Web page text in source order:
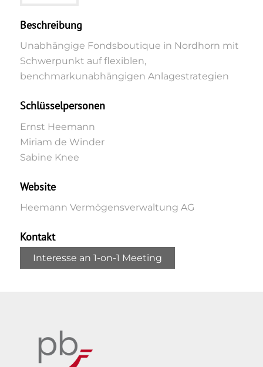
Beschreibung
Unabhängige Fondsboutique in Nordhorn mit
Schwerpunkt auf flexiblen,
benchmarkunabhängigen Anlagestrategien
Schlüsselpersonen
Ernst Heemann
Miriam de Winder
Sabine Knee
Website
Heemann Vermögensverwaltung AG
Kontakt
Interesse an 1-on-1 Meeting